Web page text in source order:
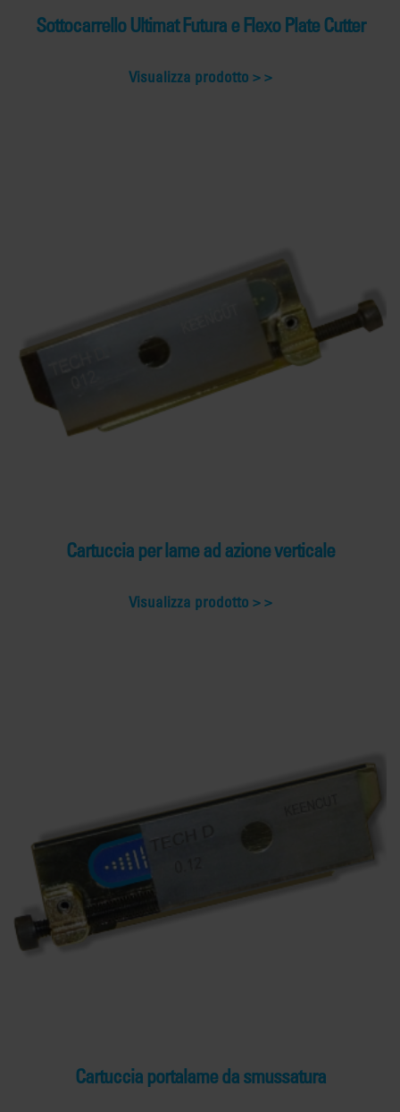
Sottocarrello Ultimat Futura e Flexo Plate Cutter
Visualizza prodotto >
Cartuccia per lame ad azione verticale
Visualizza prodotto >
Cartuccia portalame da smussatura